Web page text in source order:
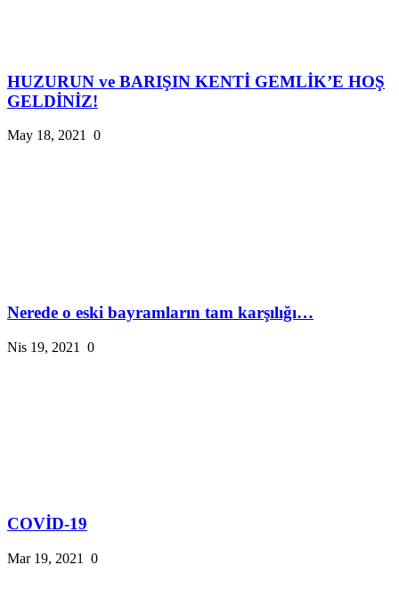
HUZURUN ve BARIŞIN KENTİ GEMLİK’E HOŞ
GELDİNİZ!
May 18, 2021 0
Nerede o eski bayramların tam karşılığı…
Nis 19, 2021 0
COVİD-19
Mar 19, 2021 0